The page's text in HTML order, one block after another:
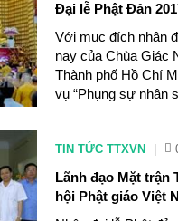
Đại lễ Phật Đản
Với mục đích nhân
nay của Chùa Giác
Thành phố Hồ Chí
vụ “Phụng sự nhân
TIN TỨC TTXVN
Lãnh đạo Mặt trận
hội Phật giáo Việt